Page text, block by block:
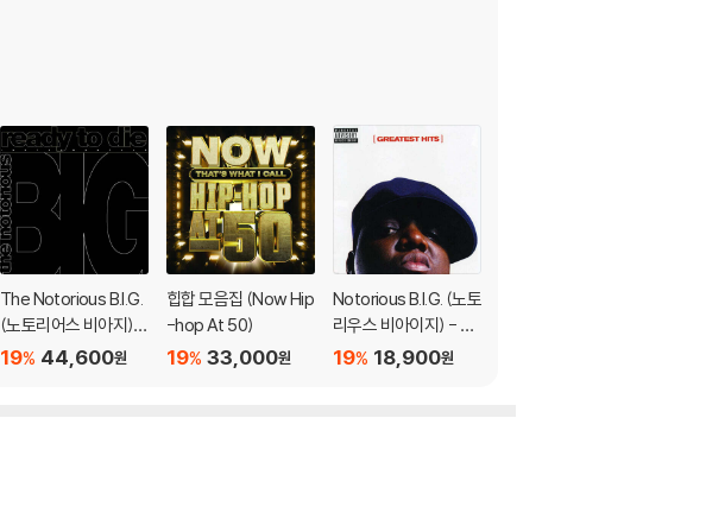
The Notorious B.I.G.
(노토리어스 비아지) -
Ready To Die : The I
44,600원
19%
힙합 모음집 (Now Hip
-hop At 50)
33,000원
19%
Notorious B.I.G. (노토
리우스 비아이지) - Gr
eatest Hits
18,900원
19%